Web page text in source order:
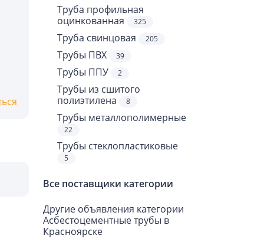
Труба профильная
оцинкованная
325
Труба свинцовая 205
Трубы ПВХ 39
Трубы ППУ 2
Трубы из сшитого
полиэтилена
8
Трубы металлополимерные
22
Трубы стеклопластиковые
5
Все поставщики категории
Другие объявления категории
Асбестоцементные трубы в
Красноярске